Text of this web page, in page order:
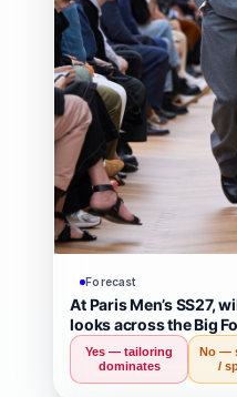
Forecast
At Paris Men’s SS27,
looks across the Big
Yes — tailoring
dominates
No —
/